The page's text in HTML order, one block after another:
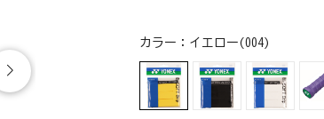
カラー： イエロー(004)